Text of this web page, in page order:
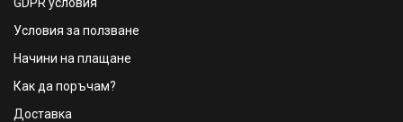
Условия за ползване
Начини на плащане
Как да поръчам?
Доставка